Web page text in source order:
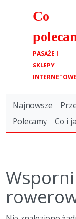
Co
PASAŻE I
SKLEPY
INTERNETOWE
Najnowsze
Polecamy
Co i